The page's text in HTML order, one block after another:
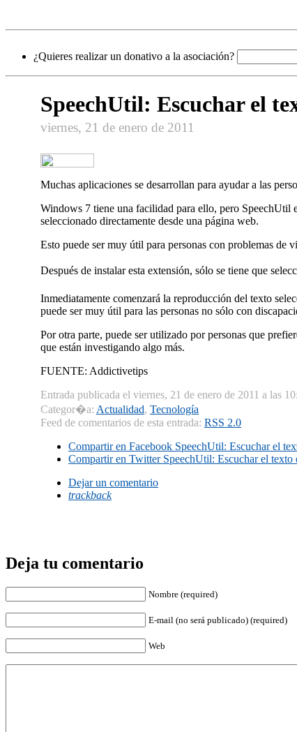
¿Quieres realizar un donativo a la asociación?
SpeechUtil: Escuchar el
viernes, 21 de enero de 2011
Muchas aplicaciones se desarrollan para ayudar a las
Windows 7 tiene una facilidad para ello, pero SpeechUtil
seleccionado directamente desde una página web.
Esto puede ser muy útil para personas con problemas de
Después de instalar esta extensión, sólo se tiene que
Inmediatamente comenzará la reproducción del texto
puede ser muy útil para las personas no sólo con
Por otra parte, puede ser utilizado por personas que
que están investigando algo más.
FUENTE: Addictivetips
Entrada publicada el viernes, 21 de enero de 2011 a las
Categor�a: Actualidad, Tecnologí­a
Feed de comentarios de esta entrada: RSS 2.0
Compartir en Facebook SpeechUtil: Escuchar el
Compartir en TwitterSpeechUtil: Escuchar el texto
Dejar un comentario
trackback
Deja tu comentario
Nombre (required)
E-mail (no será publicado) (required)
Web